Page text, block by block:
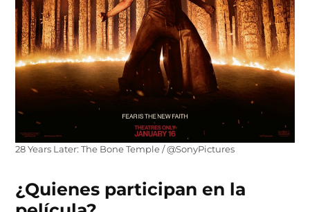
28 Years Later: The Bone Temple / @SonyPictures
¿Quienes participan en la